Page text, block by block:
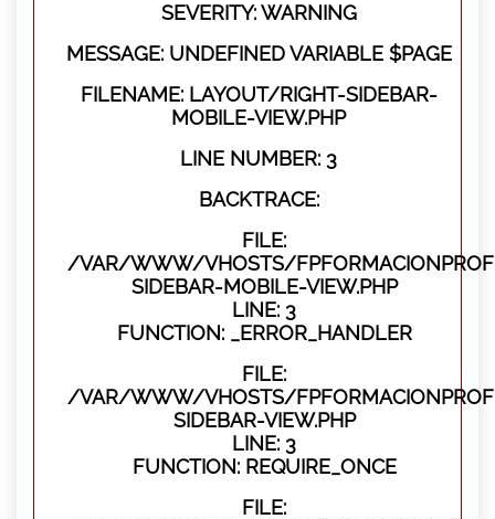
SEVERITY: WARNING
MESSAGE: UNDEFINED VARIABLE $PAGE
FILENAME: LAYOUT/RIGHT-SIDEBAR-
MOBILE-VIEW.PHP
LINE NUMBER: 3
BACKTRACE:
FILE:
/VAR/WWW/VHOSTS/
SIDEBAR-MOBILE-VIEW.PHP
LINE: 3
FUNCTION: _ERROR_HANDLER
FILE:
/VAR/WWW/VHOSTS/
SIDEBAR-VIEW.PHP
LINE: 3
FUNCTION: REQUIRE_ONCE
FILE: